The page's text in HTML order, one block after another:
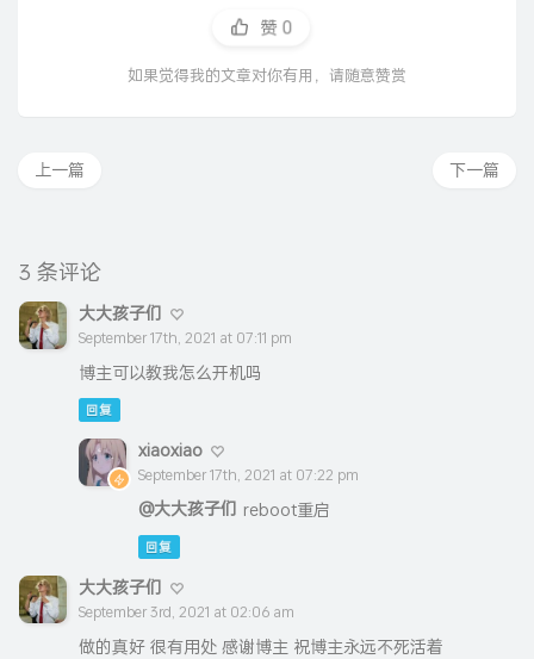
赞 0
如果觉得我的文章对你有用，请随意赞赏
下一篇
上一篇
3 条评论
大大孩子们
September 17th, 2021 at 07:11 pm
博主可以教我怎么开机吗
回复
xiaoxiao
September 17th, 2021 at 07:22 pm
@大大孩子们 reboot重启
回复
大大孩子们
September 3rd, 2021 at 02:06 am
做的真好 很有用处 感谢博主 祝博主永远不死活着